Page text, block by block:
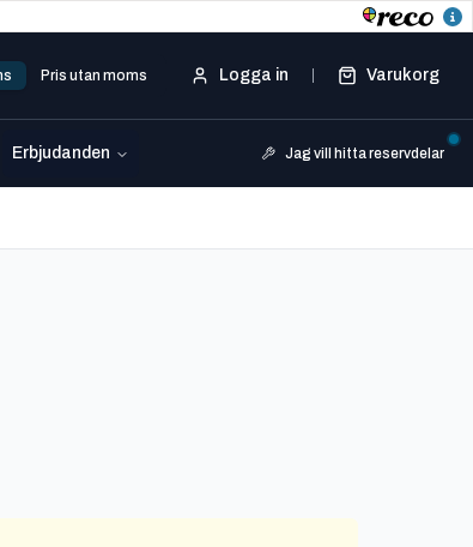
Pris utan moms Logga in Varukorg
Erbjudanden Jag vill hitta reservdelar